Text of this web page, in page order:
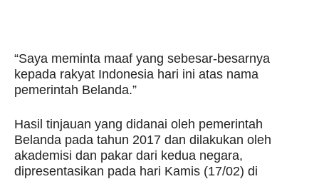
“Saya meminta maaf yang sebesar-besarnya
kepada rakyat Indonesia hari ini atas nama
pemerintah Belanda.”
Hasil tinjauan yang didanai oleh pemerintah
Belanda pada tahun 2017 dan dilakukan oleh
akademisi dan pakar dari kedua negara,
dipresentasikan pada hari Kamis (17/02) di